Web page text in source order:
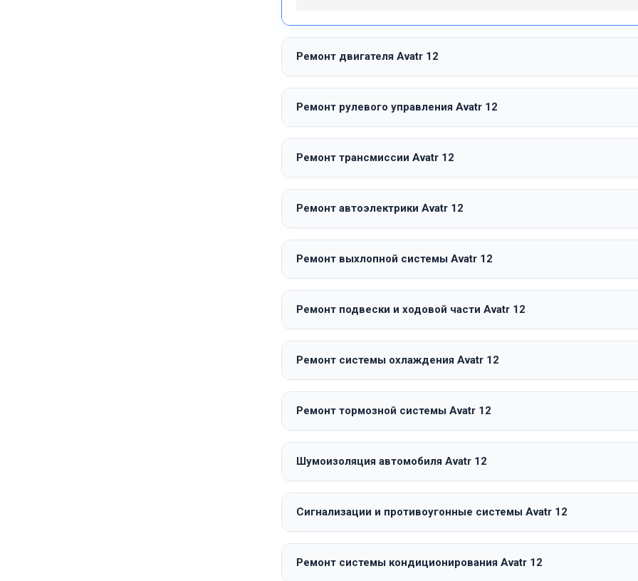
Ремонт двигателя Avatr 12
Ремонт рулевого управления Avatr 12
Ремонт трансмиссии Avatr 12
Ремонт автоэлектрики Avatr 12
Ремонт выхлопной системы Avatr 12
Ремонт подвески и ходовой части Avatr 12
Ремонт системы охлаждения Avatr 12
Ремонт тормозной системы Avatr 12
Шумоизоляция автомобиля Avatr 12
Сигнализации и противоугонные системы Avatr 12
Ремонт системы кондиционирования Avatr 12